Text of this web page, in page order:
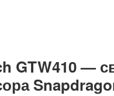
GTW410 —